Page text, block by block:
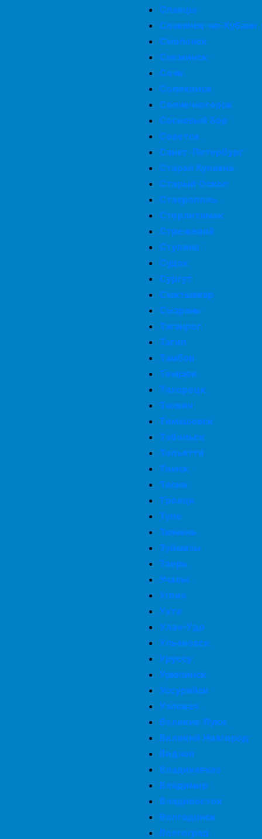
Сланцы
Славянск-на-Кубани
Смоленск
Снежинск
Сочи
Соликамск
Солнечногорск
Сосновый Бор
Советск
Санкт-Петербург
Старая Купавна
Старый Оскол
Ставрополь
Стерлитамак
Стрежевой
Ступино
Судак
Сургут
Сыктывкар
Сызрань
Таганрог
Тагил
Тамбов
Темрюк
Тихорецк
Тихвин
Тимашевск
Тобольск
Тольятти
Томск
Тосно
Троицк
Тула
Тюмень
Туймазы
Тверь
Учалы
Углич
Ухта
Улан-Уде
Ульяновск
Уруссу
Урюпинск
Уссурийск
Узловая
Великие Луки
Великий Новгород
Видное
Владикавказ
Владимир
Владивосток
Волгодонск
Волгоград